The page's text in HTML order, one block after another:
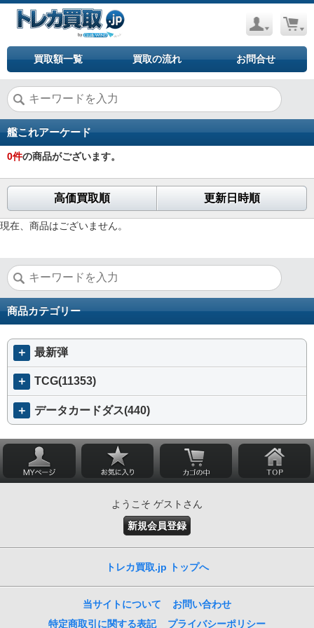
買取額一覧 買取の流れ お問合せ
艦これアーケード
0件の商品がございます。
高価買取順 更新日時順
現在、商品はございません。
商品カテゴリー
＋ 最新弾
＋ TCG(11353)
＋ データカードダス(440)
ようこそ ゲストさん
新規会員登録
トレカ買取.jp トップへ
当サイトについて
お問い合わせ
特定商取引に関する表記
プライバシーポリシー